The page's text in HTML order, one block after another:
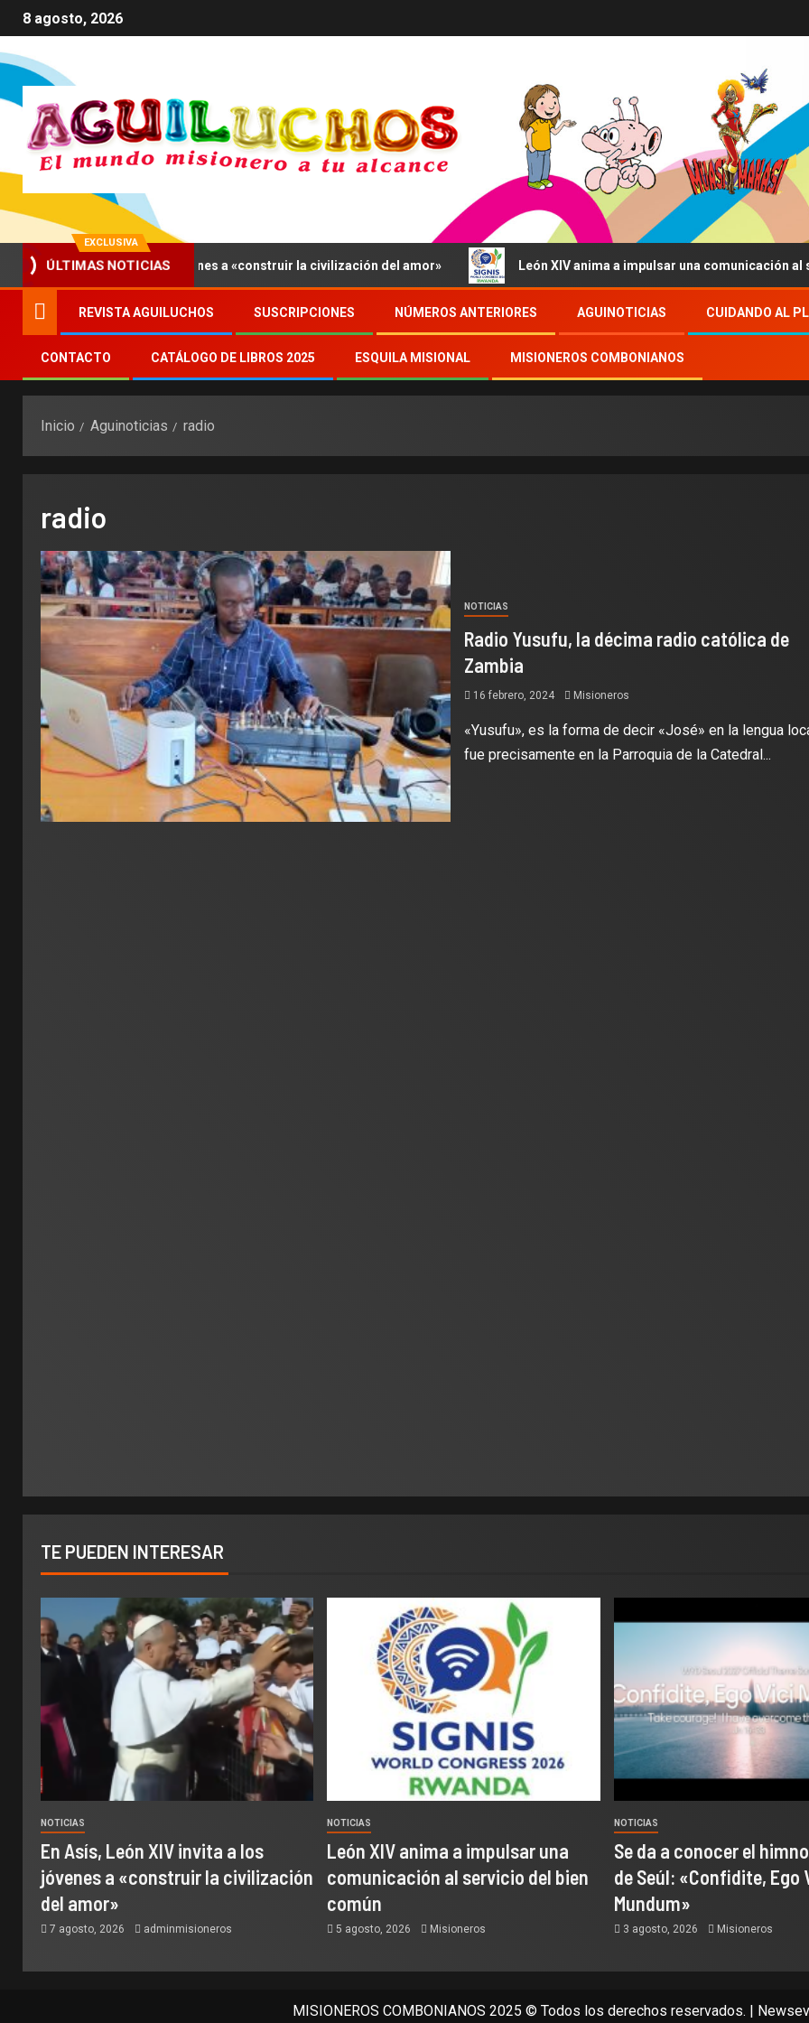
8 agosto, 2026
EXCLUSIVA
ÚLTIMAS NOTICIAS
León XIV invita a los jóvenes a «construir la civilización del amor» León XIV anima a impulsar una comunicación al
REVISTA AGUILUCHOS SUSCRIPCIONES NÚMEROS ANTERIORES AGUINOTICIAS CUIDANDO AL
CONTACTO CATÁLOGO DE LIBROS 2025 ESQUILA MISIONAL MISIONEROS COMBONIANOS
Inicio Aguinoticias radio
radio
NOTICIAS
Radio Yusufu, la décima radio católica de
Zambia
16 febrero, 2024 Misioneros
«Yusufu», es la forma de decir «José» en la lengua
fue precisamente en la Parroquia de la Catedral...
TE PUEDEN INTERESAR
NOTICIAS
En Asís, León XIV invita a los
jóvenes a «construir la civilización
del amor»
7 agosto, 2026 adminmisioneros
NOTICIAS
León XIV anima a impulsar una
comunicación al servicio del bien
común
5 agosto, 2026 Misioneros
NOTICIAS
Se da a conocer el
de Seúl: «Confidite, Ego
Mundum»
3 agosto, 2026 Misioneros
MISIONEROS COMBONIANOS 2025 © Todos los derechos reservados. |